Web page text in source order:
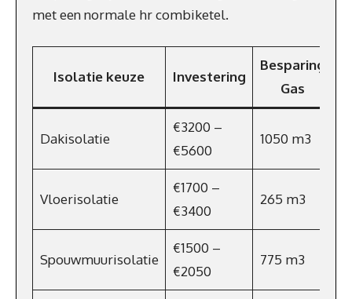
met een normale hr combiketel.
Isolatie keuze Investering
Besparing
Gas
Dakisolatie
€3200 –
€5600
1050 m3
Vloerisolatie
€1700 –
€3400
265 m3
Spouwmuurisolatie
€1500 –
€2050
775 m3